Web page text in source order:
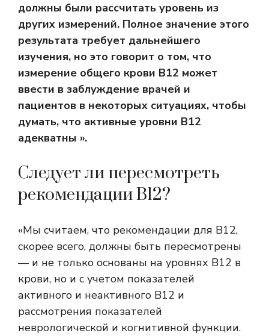
должны были рассчитать уровень из
других измерений. Полное значение этого
результата требует дальнейшего
изучения, но это говорит о том, что
измерение общего крови B12 может
ввести в заблуждение врачей и
пациентов в некоторых ситуациях, чтобы
думать, что активные уровни B12
адекватны ».
Следует ли пересмотреть
рекомендации B12?
«Мы считаем, что рекомендации для B12,
скорее всего, должны быть пересмотрены
— и не только основаны на уровнях B12 в
крови, но и с учетом показателей
активного и неактивного B12 и
рассмотрения показателей
неврологической и когнитивной функции.